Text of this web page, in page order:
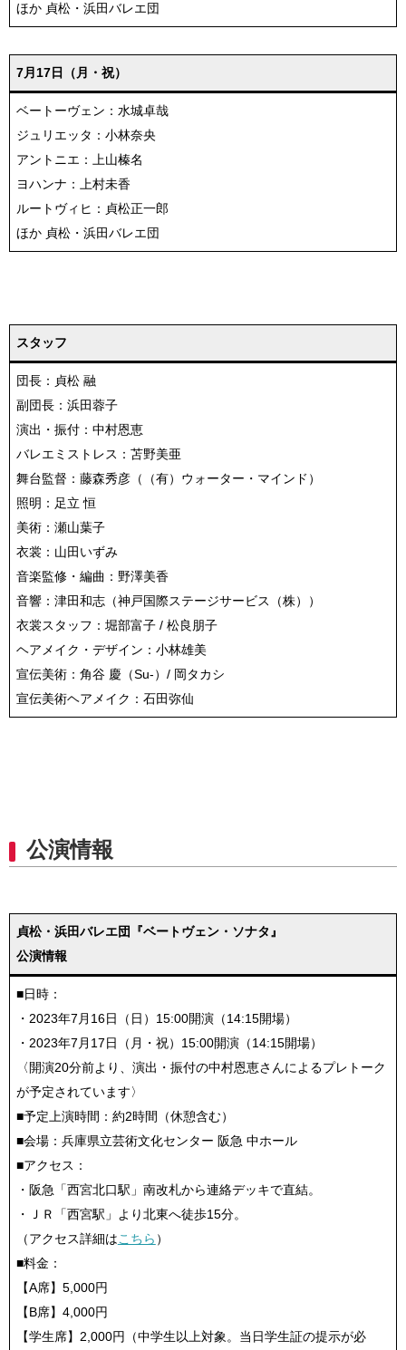
ほか 貞松・浜田バレエ団
7月17日（月・祝）
ベートーヴェン：水城卓哉
ジュリエッタ：小林奈央
アントニエ：上山榛名
ヨハンナ：上村未香
ルートヴィヒ：貞松正一郎
ほか 貞松・浜田バレエ団
スタッフ
団長：貞松 融
副団長：浜田蓉子
演出・振付：中村恩恵
バレエミストレス：苫野美亜
舞台監督：藤森秀彦（（有）ウォーター・マインド）
照明：足立 恒
美術：瀬山葉子
衣裳：山田いずみ
音楽監修・編曲：野澤美香
音響：津田和志（神戸国際ステージサービス（株））
衣裳スタッフ：堀部富子 / 松良朋子
ヘアメイク・デザイン：小林雄美
宣伝美術：角谷 慶（Su-）/ 岡タカシ
宣伝美術ヘアメイク：石田弥仙
公演情報
貞松・浜田バレエ団『ベートヴェン・ソナタ』
公演情報
■日時：
・2023年7月16日（日）15:00開演（14:15開場）
・2023年7月17日（月・祝）15:00開演（14:15開場）
〈開演20分前より、演出・振付の中村恩恵さんによるプレトーク
が予定されています〉
■予定上演時間：約2時間（休憩含む）
■会場：兵庫県立芸術文化センター 阪急 中ホール
■アクセス：
・阪急「西宮北口駅」南改札から連絡デッキで直結。
・ＪＲ「西宮駅」より北東へ徒歩15分。
（アクセス詳細は こちら ）
■料金：
【A席】5,000円
【B席】4,000円
【学生席】2,000円（中学生以上対象。当日学生証の提示が必